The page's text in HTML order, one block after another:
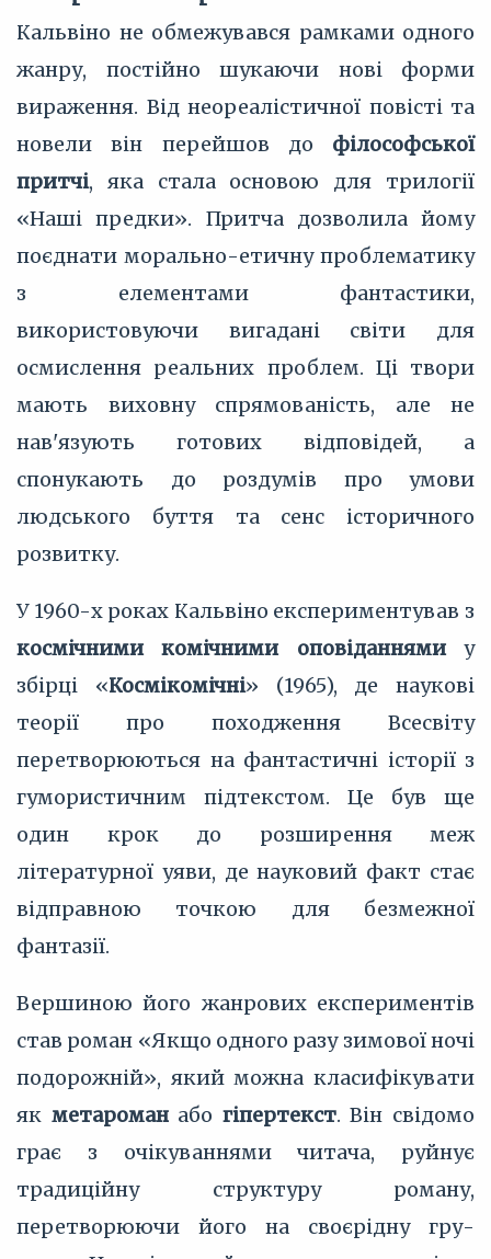
Кальвіно не обмежувався рамками одного
жанру, постійно шукаючи нові форми
вираження. Від неореалістичної повісті та
новели він перейшов до філософської
притчі, яка стала основою для трилогії
«Наші предки». Притча дозволила йому
поєднати морально-етичну проблематику
з елементами фантастики,
використовуючи вигадані світи для
осмислення реальних проблем. Ці твори
мають виховну спрямованість, але не
нав'язують готових відповідей, а
спонукають до роздумів про умови
людського буття та сенс історичного
розвитку.
У 1960-х роках Кальвіно експериментував з
космічними комічними оповіданнямиу
збірці «Космікомічні» (1965), де наукові
теорії про походження Всесвіту
перетворюються на фантастичні історії з
гумористичним підтекстом. Це був ще
один крок до розширення меж
літературної уяви, де науковий факт стає
відправною точкою для безмежної
фантазії.
Вершиною його жанрових експериментів
став роман «Якщо одного разу зимової ночі
подорожній», який можна класифікувати
як метароманабо гіпертекст. Він свідомо
грає з очікуваннями читача, руйнує
традиційну структуру роману,
перетворюючи його на своєрідну гру-